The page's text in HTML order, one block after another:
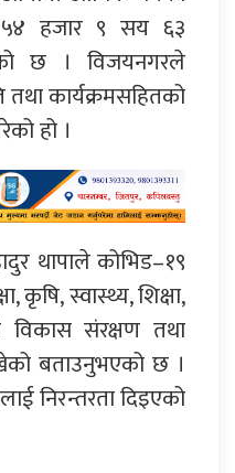
हजार ९ सय ६३
छ । विजयनगरले
तथा कार्यक्रमसहितको
हो ।
थापाले कोभिड–१९
कृषि, स्वास्थ्य, शिक्षा,
विकास संरक्षण तथा
बताउनुभएको छ ।
निरन्तरता दिइएको